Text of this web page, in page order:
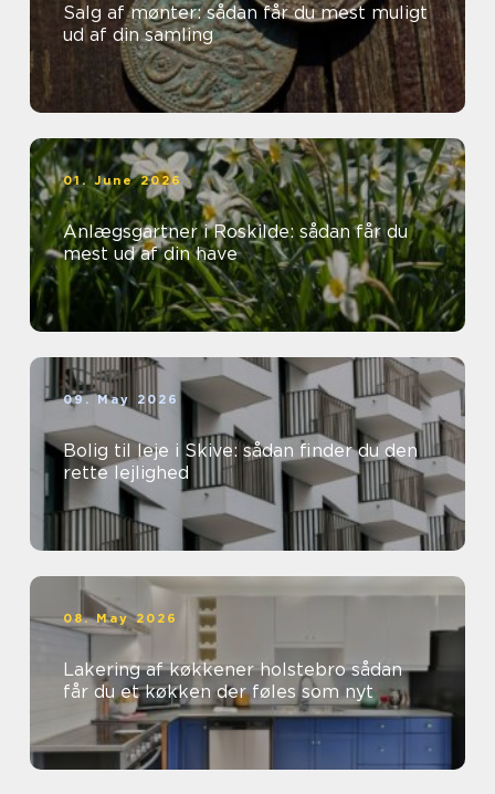
Salg af mønter: sådan får du mest muligt
ud af din samling
01. June 2026
Anlægsgartner i Roskilde: sådan får du
mest ud af din have
09. May 2026
Bolig til leje i Skive: sådan finder du den
rette lejlighed
08. May 2026
Lakering af køkkener holstebro sådan
får du et køkken der føles som nyt